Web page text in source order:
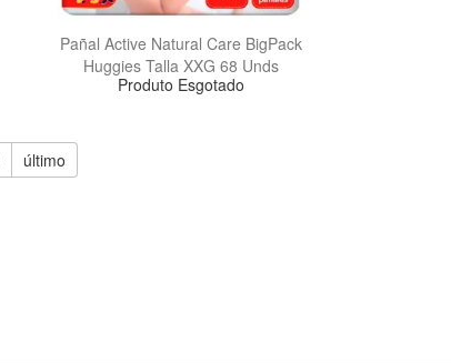
Pañal Active Natural Care BigPack
Huggies Talla XXG 68 Unds
Produto Esgotado
último